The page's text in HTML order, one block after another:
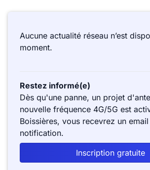
Aucune actualité réseau n’est
moment.
Restez informé(e)
Dès qu'une panne, un projet
nouvelle fréquence 4G/5G est
Boissières, vous recevrez un
notification.
Inscription gratuite